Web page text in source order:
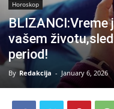
Horoskop
BLIZANCI:Vreme
vašem
period!
By Redakcija - January 6, 2026